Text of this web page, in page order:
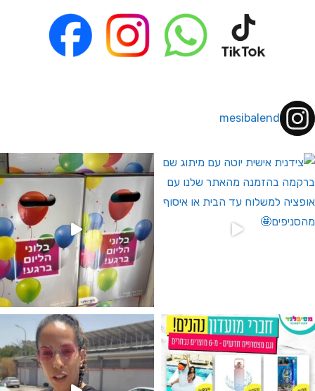
mesibalend
לחברי מועדון ומצטרפים חדשים🤍
מין העובר רק במסיבלנד !! קיים